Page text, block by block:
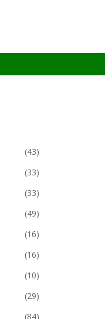
(43)
(33)
(33)
(49)
(16)
(16)
(10)
(29)
(84)